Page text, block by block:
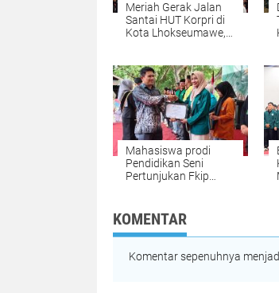
Meriah Gerak Jalan
Santai HUT Korpri di
Kota Lhokseumawe,
Mahasiswa prodi
Pendidikan Seni
Pertunjukan Fkip
KOMENTAR
Komentar sepenuhnya